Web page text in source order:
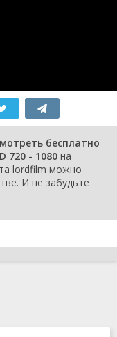
бесплатно
720 - 1080 на
lordfilm можно
И не забудьте